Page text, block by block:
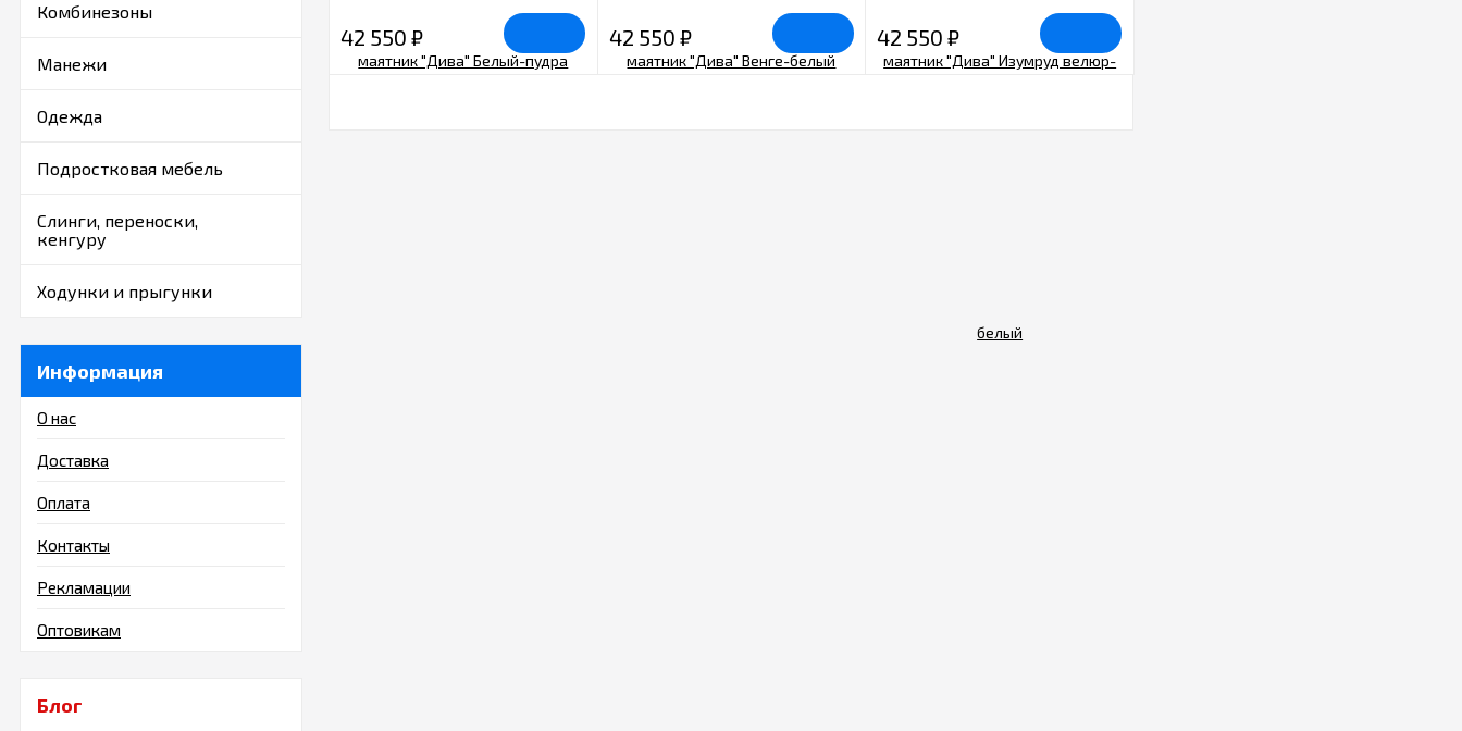
Комбинезоны
Манежи
Одежда
Подростковая мебель
Слинги, переноски,
кенгуру
Ходунки и прыгунки
Информация
О нас
Доставка
Оплата
Контакты
Рекламации
Оптовикам
Блог
42 550 ₽ 42 550 ₽ 42 550₽